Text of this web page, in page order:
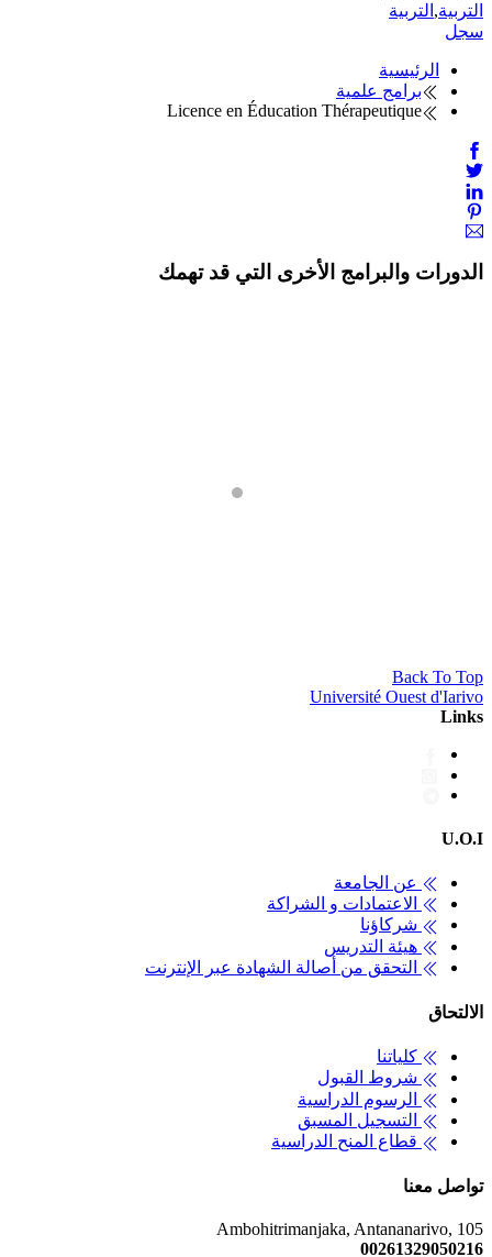
التربية, التربية
سجل
الرئيسية
برامج علمية
Licence en Éducation Thérapeutique
الدورات والبرامج الأخرى التي قد تهمك
Back To Top
Université Ouest d'Iarivo
Links
U.O.I
عن الجامعة
الاعتمادات و الشراكة
شركاؤنا
هيئة التدريس
التحقق من أصالة الشهادة عبر الإنترنت
الالتحاق
كلياتنا
شروط القبول
الرسوم الدراسية
التسجيل المسبق
قطاع المنح الدراسية
تواصل معنا
Ambohitrimanjaka, Antananarivo, 105
00261329050216